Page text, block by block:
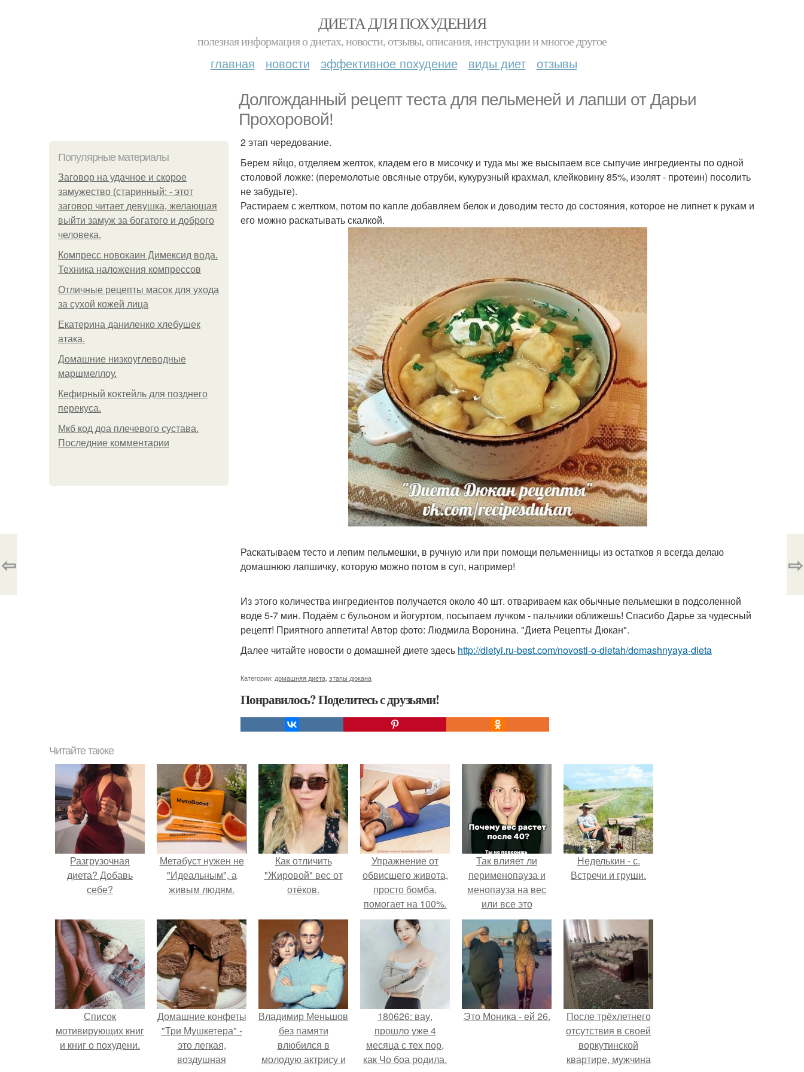
ДИЕТА ДЛЯ ПОХУДЕНИЯ
полезная информация о диетах, новости, отзывы, описания, инструкции и многое другое
главная новости эффективное похудение виды диет отзывы
Долгожданный рецепт теста для пельменей и лапши от Дарьи
Прохоровой!
Популярные материалы
Заговор на удачное и скорое
замужество (старинный: - этот
заговор читает девушка, желающая
выйти замуж за богатого и доброго
человека.
Компресс новокаин Димексид вода.
Техника наложения компрессов
Отличные рецепты масок для ухода
за сухой кожей лица
Екатерина даниленко хлебушек
атака.
Домашние низкоуглеводные
маршмеллоу.
Кефирный коктейль для позднего
перекуса.
Мкб код доа плечевого сустава.
Последние комментарии
2 этап чередование.
Берем яйцо, отделяем желток, кладем его в мисочку и туда мы же высыпаем все сыпучие ингредиенты по одной
столовой ложке: (перемолотые овсяные отруби, кукурузный крахмал, клейковину 85%, изолят - протеин) посолить
не забудьте).
Растираем с желтком, потом по капле добавляем белок и доводим тесто до состояния, которое не липнет к рукам и
его можно раскатывать скалкой.
Раскатываем тесто и лепим пельмешки, в ручную или при помощи пельменницы из остатков я всегда делаю
домашнюю лапшичку, которую можно потом в суп, например!
Из этого количества ингредиентов получается около 40 шт. отвариваем как обычные пельмешки в подсоленной
воде 5-7 мин. Подаём с бульоном и йогуртом, посыпаем лучком - пальчики оближешь! Спасибо Дарье за чудесный
рецепт! Приятного аппетита! Автор фото: Людмила Воронина. "Диета Рецепты Дюкан".
Далее читайте новости о домашней диете здесь http://dietyi.ru-best.com/novosti-o-dietah/domashnyaya-dieta
Категории: домашняя диета этапы дюкана
Понравилось? Поделитесь с друзьями!
⇦ ⇨
Читайте также
Разгрузочная
диета? Добавь
себе?
Метабуст нужен не
"Идеальным", а
живым людям.
Как отличить
"Жировой" вес от
отёков.
Упражнение от
обвисшего живота,
просто бомба,
помогает на 100%.
Так влияет ли
перименопауза и
менопауза на вес
или все это
ерунда?
Неделькин - с.
Встречи и груши.
Список
мотивирующих книг
и книг о похудени.
Домашние конфеты
"Три Мушкетера" -
это легкая,
воздушная
Владимир Меньшов
без памяти
влюбился в
молодую актрису и
180626: вау,
прошло уже 4
месяца с тех пор,
как Чо боа родила.
Это Моника - ей 26.
После трёхлетнего
отсутствия в своей
воркутинской
квартире, мужчина